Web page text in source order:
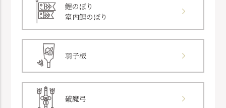
鯉のぼり
室内鯉のぼり
羽子板
破魔弓